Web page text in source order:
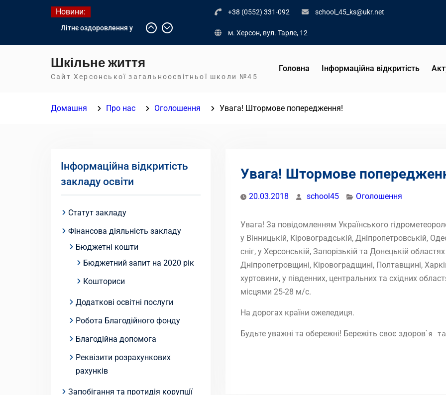
Новини:
Літнє оздоровлення у
Інформація про вступ
молоді з тимчасово
освіти
+38 (0552) 331-092 school_45_ks@ukr.net
м. Херсон, вул. Тарле, 12
Шкільне життя
Сайт Херсонської загальноосвітньої школи №45
Головна Інформаційна відкритість
Домашня Про нас Оголошення Увага! Штормове попередження!
Увага! Штормове
20.03.2018 school45 Оголошення
Увага! За повідомленням Українського
у Вінницькій, Кіровоградській, Дніпропетровській,
сніг, у Херсонській, Запорізькій та Донецькій
Дніпропетровщині, Кіровоградщині, Полтавщині,
хуртовини, у південних, центральних та східних
місцями 25-28 м/с.
На дорогах країни ожеледиця.
Будьте уважні та обережні! Бережіть своє здоров`я
Інформаційна відкритість
закладу освіти
Статут закладу
Фінансова діяльність закладу
Бюджетні кошти
Бюджетний запит на 2020 рік
Кошториси
Додаткові освітні послуги
Робота Благодійного фонду
Благодійна допомога
Реквізити розрахункових
рахунків
Запобігання та протидія корупції